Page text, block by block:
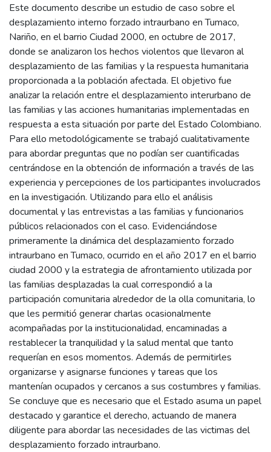
Este documento describe un estudio de caso sobre el
desplazamiento interno forzado intraurbano en Tumaco,
Nariño, en el barrio Ciudad 2000, en octubre de 2017,
donde se analizaron los hechos violentos que llevaron al
desplazamiento de las familias y la respuesta humanitaria
proporcionada a la población afectada. El objetivo fue
analizar la relación entre el desplazamiento interurbano de
las familias y las acciones humanitarias implementadas en
respuesta a esta situación por parte del Estado Colombiano.
Para ello metodológicamente se trabajó cualitativamente
para abordar preguntas que no podían ser cuantificadas
centrándose en la obtención de información a través de las
experiencia y percepciones de los participantes involucrados
en la investigación. Utilizando para ello el análisis
documental y las entrevistas a las familias y funcionarios
públicos relacionados con el caso. Evidenciándose
primeramente la dinámica del desplazamiento forzado
intraurbano en Tumaco, ocurrido en el año 2017 en el barrio
ciudad 2000 y la estrategia de afrontamiento utilizada por
las familias desplazadas la cual correspondió a la
participación comunitaria alrededor de la olla comunitaria, lo
que les permitió generar charlas ocasionalmente
acompañadas por la institucionalidad, encaminadas a
restablecer la tranquilidad y la salud mental que tanto
requerían en esos momentos. Además de permitirles
organizarse y asignarse funciones y tareas que los
mantenían ocupados y cercanos a sus costumbres y familias.
Se concluye que es necesario que el Estado asuma un papel
destacado y garantice el derecho, actuando de manera
diligente para abordar las necesidades de las victimas del
desplazamiento forzado intraurbano.